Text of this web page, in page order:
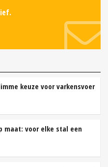
keuze voor varkensvoer
maat: voor elke stal een